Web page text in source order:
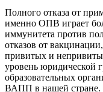
Полного отказа от
именно ОПВ играет
иммунитета против
отказов от
привитых и
уровень юридической
образовательных
ВАПП в нашей стране.